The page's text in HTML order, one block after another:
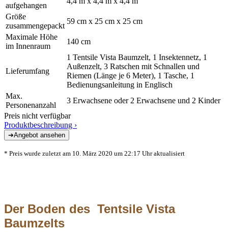
aufgehangen
Größe
zusammengepackt
59 cm x 25 cm x 25 cm
Maximale Höhe
im Innenraum
140 cm
Lieferumfang
1 Tentsile Vista Baumzelt, 1 Insektennetz, 1
Außenzelt, 3 Ratschen mit Schnallen und
Riemen (Länge je 6 Meter), 1 Tasche, 1
Bedienungsanleitung in Englisch
Max.
Personenanzahl
3 Erwachsene oder 2 Erwachsene und 2 Kinder
Preis nicht verfügbar
Produktbeschreibung ›
* Preis wurde zuletzt am 10. März 2020 um 22:17 Uhr aktualisiert
Der Boden des Tentsile Vista
Baumzelts